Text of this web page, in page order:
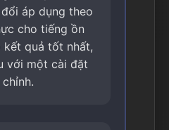
áp dụng theo
cho tiếng ồn
kết quả tốt nhất,
với một cài đặt